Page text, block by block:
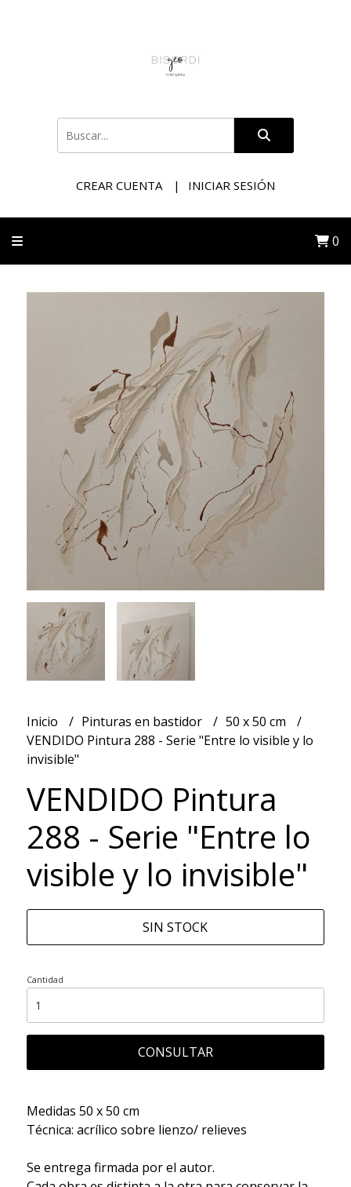
CREAR CUENTA INICIAR SESIÓN
0
Inicio Pinturas en bastidor
50 x 50 cm
VENDIDO Pintura 288 - Serie "Entre lo visible y lo
invisible"
VENDIDO Pintura
288 - Serie "Entre lo
visible y lo invisible"
SIN STOCK
Cantidad
CONSULTAR
Medidas 50 x 50 cm
Técnica: acrílico sobre lienzo/ relieves
Se entrega firmada por el autor.